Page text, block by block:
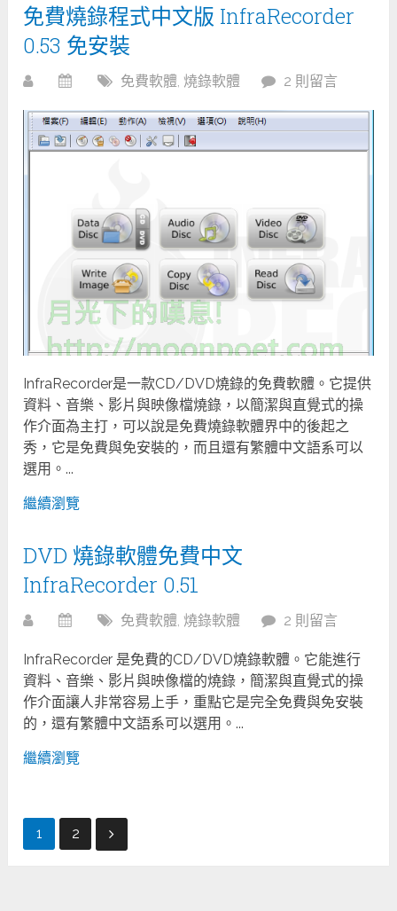
免費燒錄程式中文版 InfraRecorder
0.53 免安裝
免費軟體, 燒錄軟體 2 則留言
InfraRecorder是一款CD/DVD燒錄的免費軟體。它提供
資料、音樂、影片與映像檔燒錄，以簡潔與直覺式的操
作介面為主打，可以說是免費燒錄軟體界中的後起之
秀，它是免費與免安裝的，而且還有繁體中文語系可以
選用。...
繼續瀏覽
DVD 燒錄軟體免費中文
InfraRecorder 0.51
免費軟體, 燒錄軟體 2 則留言
InfraRecorder 是免費的CD/DVD燒錄軟體。它能進行
資料、音樂、影片與映像檔的燒錄，簡潔與直覺式的操
作介面讓人非常容易上手，重點它是完全免費與免安裝
的，還有繁體中文語系可以選用。...
繼續瀏覽
文
1 2